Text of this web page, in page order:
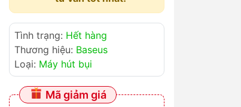
Tình trạng: Hết hàng
Thương hiệu: Baseus
Loại: Máy hút bụi
Mã giảm giá